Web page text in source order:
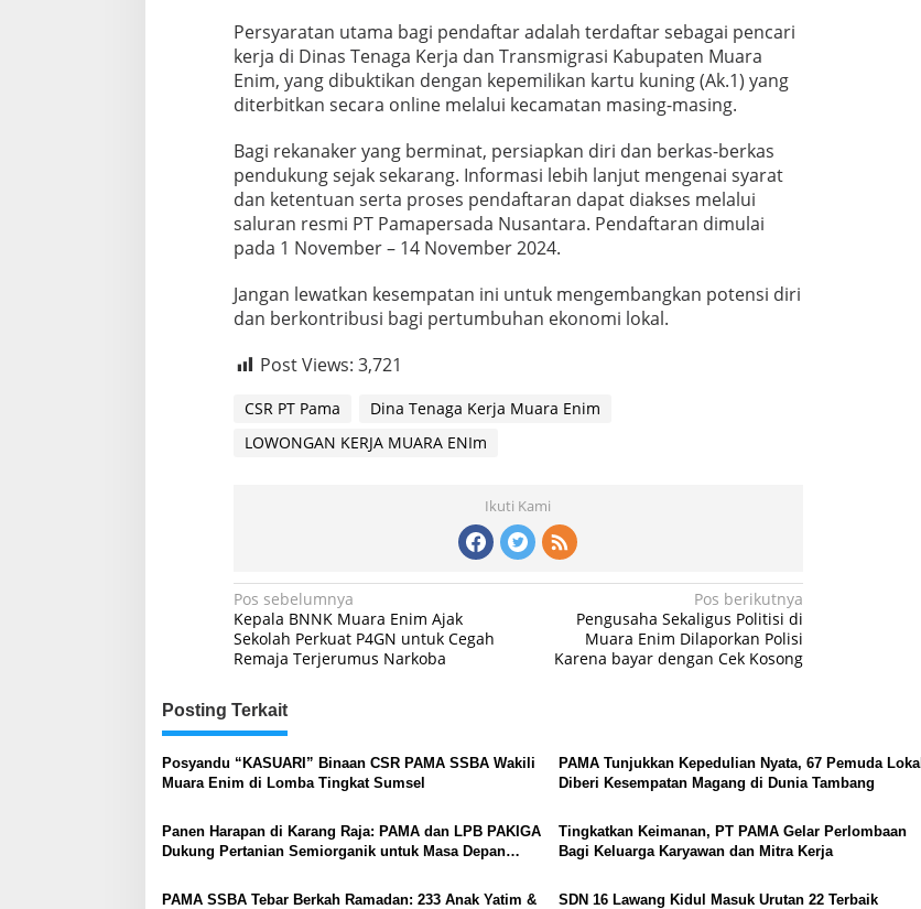
Persyaratan utama bagi pendaftar adalah terdaftar sebagai pencari
kerja di Dinas Tenaga Kerja dan Transmigrasi Kabupaten Muara
Enim, yang dibuktikan dengan kepemilikan kartu kuning (Ak.1) yang
diterbitkan secara online melalui kecamatan masing-masing.
Bagi rekanaker yang berminat, persiapkan diri dan berkas-berkas
pendukung sejak sekarang. Informasi lebih lanjut mengenai syarat
dan ketentuan serta proses pendaftaran dapat diakses melalui
saluran resmi PT Pamapersada Nusantara. Pendaftaran dimulai
pada 1 November – 14 November 2024.
Jangan lewatkan kesempatan ini untuk mengembangkan potensi diri
dan berkontribusi bagi pertumbuhan ekonomi lokal.
Post Views: 3,721
CSR PT Pama
Dina Tenaga Kerja Muara Enim
LOWONGAN KERJA MUARA ENIm
Ikuti Kami
Navigasi
pos
Pos sebelumnya
Kepala BNNK Muara Enim Ajak
Sekolah Perkuat P4GN untuk Cegah
Remaja Terjerumus Narkoba
Pos berikutnya
Pengusaha Sekaligus Politisi di
Muara Enim Dilaporkan Polisi
Karena bayar dengan Cek Kosong
Posting Terkait
Posyandu “KASUARI” Binaan CSR PAMA SSBA Wakili
Muara Enim di Lomba Tingkat Sumsel
PAMA Tunjukkan Kepedulian Nyata, 67 Pemuda Lokal
Diberi Kesempatan Magang di Dunia Tambang
Panen Harapan di Karang Raja: PAMA dan LPB PAKIGA
Dukung Pertanian Semiorganik untuk Masa Depan
Tingkatkan Keimanan, PT PAMA Gelar Perlombaan
Bagi Keluarga Karyawan dan Mitra Kerja
PAMA SSBA Tebar Berkah Ramadan: 233 Anak Yatim &
SDN 16 Lawang Kidul Masuk Urutan 22 Terbaik